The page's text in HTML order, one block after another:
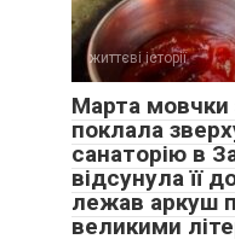
життєві історії
Марта мовчки
поклала
санаторію в
відсунула її
лежав аркуш
великими